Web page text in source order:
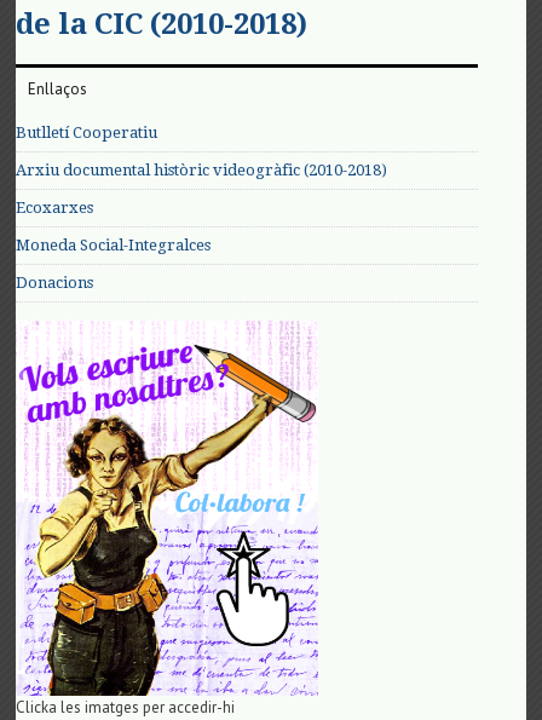
de la CIC (2010-2018)
Enllaços
Butlletí Cooperatiu
Arxiu documental històric videogràfic (2010-2018)
Ecoxarxes
Moneda Social-Integralces
Donacions
Clicka les imatges per accedir-hi